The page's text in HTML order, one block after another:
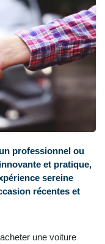
professionnel ou
et pratique,
sereine
récentes et
une voiture